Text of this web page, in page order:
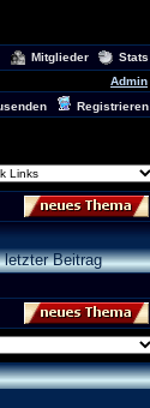
Mitglieder
Stats
Admin
Registrieren
letzter Beitrag